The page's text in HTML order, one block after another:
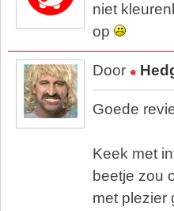
niet
op
Door
Goede
Keek met
beetje zou
met plezier